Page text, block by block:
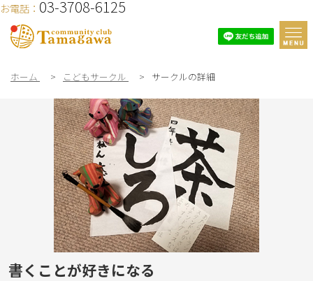
お電話： 03-3708-6125
ホーム > こどもサークル > サークルの詳細
書くことが好きになる